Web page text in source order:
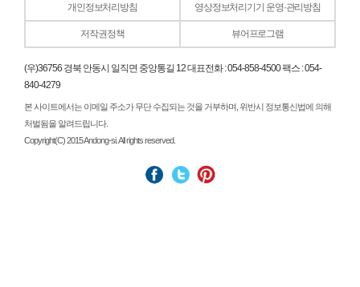
개인정보처리방침 영상정보처리기기 운영·관리방침
저작권정책 뷰어프로그램
(우)36756 경북 안동시 일직면 중앙통길 12 대표전화 : 054-858-4500 팩스 : 054-
840-4279
본 사이트에서는 이메일 주소가 무단 수집되는 것을 거부하며, 위반시 정보통신법에 의해
처벌됨을 알려드립니다.
Copyright(C) 2015 Andong-si. All rights reserved.